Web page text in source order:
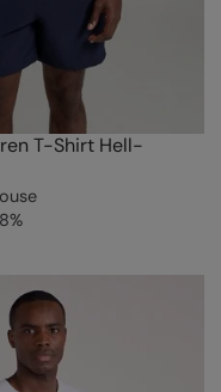
T-Shirt Hell-
%